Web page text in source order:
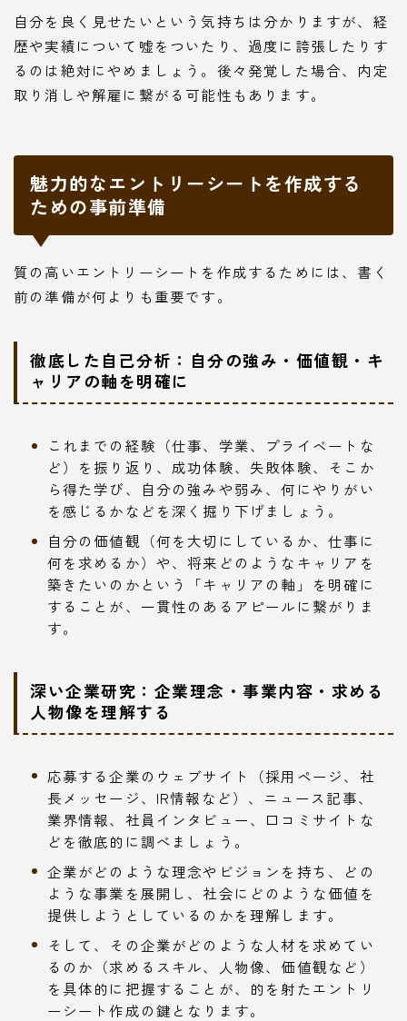
自分を良く見せたいという気持ちは分かりますが、経
歴や実績について嘘をついたり、過度に誇張したりす
るのは絶対にやめましょう。後々発覚した場合、内定
取り消しや解雇に繋がる可能性もあります。
魅力的なエントリーシートを作成する
ための事前準備
質の高いエントリーシートを作成するためには、書く
前の準備が何よりも重要です。
徹底した自己分析：自分の強み・価値観・キ
ャリアの軸を明確に
これまでの経験（仕事、学業、プライベートな
ど）を振り返り、成功体験、失敗体験、そこか
ら得た学び、自分の強みや弱み、何にやりがい
を感じるかなどを深く掘り下げましょう。
自分の価値観（何を大切にしているか、仕事に
何を求めるか）や、将来どのようなキャリアを
築きたいのかという「キャリアの軸」を明確に
することが、一貫性のあるアピールに繋がりま
す。
深い企業研究：企業理念・事業内容・求める
人物像を理解する
応募する企業のウェブサイト（採用ページ、社
長メッセージ、IR情報など）、ニュース記事、
業界情報、社員インタビュー、口コミサイトな
どを徹底的に調べましょう。
企業がどのような理念やビジョンを持ち、どの
ような事業を展開し、社会にどのような価値を
提供しようとしているのかを理解します。
そして、その企業がどのような人材を求めてい
るのか（求めるスキル、人物像、価値観など）
を具体的に把握することが、的を射たエントリ
ーシート作成の鍵となります。